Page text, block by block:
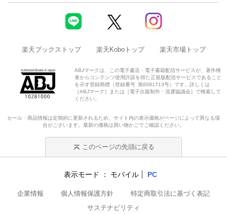
楽天ブックストップ 楽天Koboトップ 楽天市場トップ
ABJマークは、この電子書店・電子書籍配信サービスが、著作権
者からコンテンツ使用許諾を得た正規版配信サービスであること
を示す登録商標（登録番号 第6091713号）です。詳しくは
［ABJマーク］または［電子出版制作・流通協議会］で検索して
ください。
セール・商品情報は定期的に更新されるため、サイト内の表示価格がページによって異なる場
合がございます。最新の価格は買い物かごでご確認ください。
このページの先頭に戻る
表示モード モバイル PC
企業情報 個人情報保護方針
特定商取引法に基づく表記
サステナビリティ